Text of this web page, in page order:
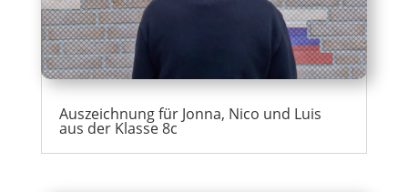
Auszeichnung für Jonna, Nico und Luis
aus der Klasse 8c